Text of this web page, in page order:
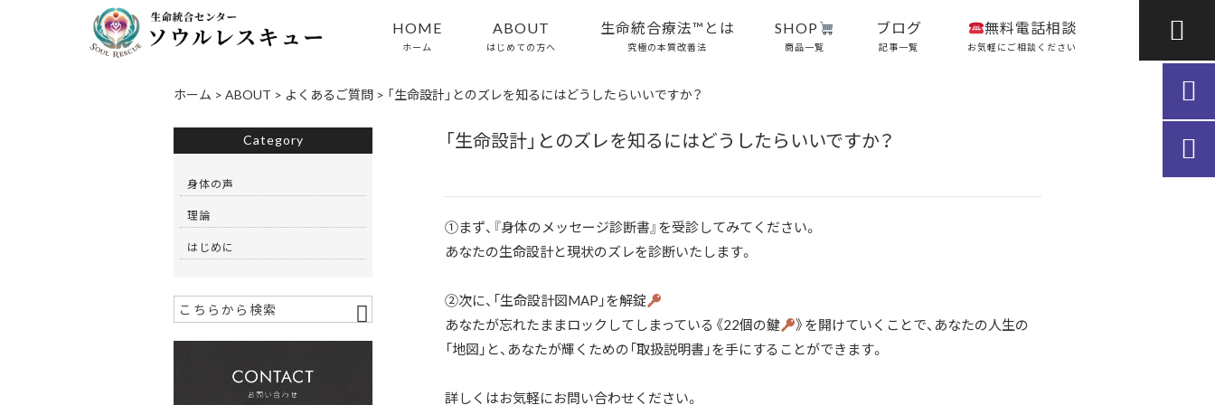
HOME
ホーム
ABOUT
はじめての方へ
生命統合療法™とは
究極の本質改善法
SHOP
商品一覧
ブログ
記事一覧
無料電話相談
お気軽にご相談ください

ホーム > ABOUT > よくあるご質問 > 「生命設計」とのズレを知るにはどうしたらいいですか？
「生命設計」とのズレを知るにはどうしたらいいですか？
①まず、『身体のメッセージ診断書』を受診してみてください。
あなたの生命設計と現状のズレを診断いたします。
②次に、「生命設計図MAP」を解錠
あなたが忘れたままロックしてしまっている《22個の鍵
》を開けていくことで、あなたの人生の
「地図」と、あなたが輝くための「取扱説明書」を手にすることができます。
詳しくはお気軽にお問い合わせください。
Category
身体の声
理論
はじめに

